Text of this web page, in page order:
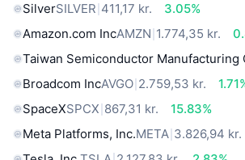
SilverSILVER 411,17 kr.
3.05%
Amazon.com IncAMZN 1.774,35 kr.
Taiwan Semiconductor Manufacturing
Broadcom IncAVGO 2.759,53 kr.
SpaceXSPCX 867,31 kr.
15.83%
Meta Platforms, Inc.META 3.826,94 kr.